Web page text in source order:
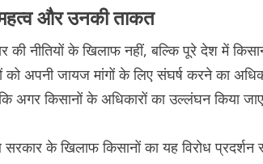
और उनकी ताकत
की नीतियों के खिलाफ नहीं, बल्कि पूरे देश में
को अपनी जायज मांगों के लिए संघर्ष करने का
अगर किसानों के अधिकारों का उल्लंघन किया
के खिलाफ किसानों का यह विरोध प्रदर्शन